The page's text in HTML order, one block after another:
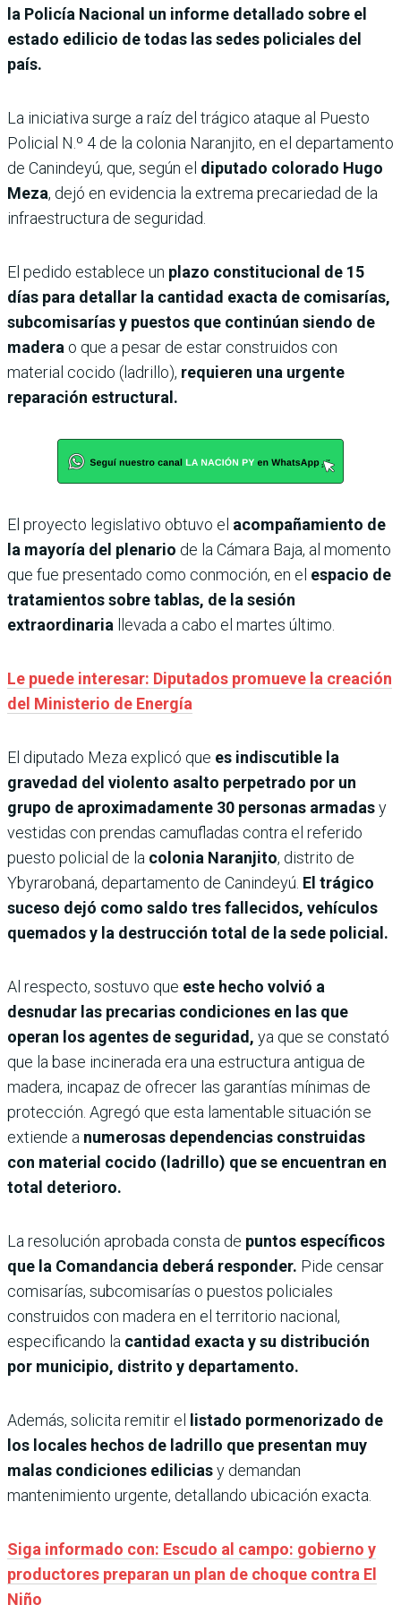
la Policía Nacional un informe detallado sobre el
estado edilicio de todas las sedes policiales del
país.
La iniciativa surge a raíz del trágico ataque al Puesto
Policial N.º 4 de la colonia Naranjito, en el departamento
de Canindeyú, que, según el diputado colorado Hugo
Meza, dejó en evidencia la extrema precariedad de la
infraestructura de seguridad.
El pedido establece un plazo constitucional de 15
días para detallar la cantidad exacta de comisarías,
subcomisarías y puestos que continúan siendo de
madera o que a pesar de estar construidos con
material cocido (ladrillo), requieren una urgente
reparación estructural.
El proyecto legislativo obtuvo el acompañamiento de
la mayoría del plenario de la Cámara Baja, al momento
que fue presentado como conmoción, en el espacio de
tratamientos sobre tablas, de la sesión
extraordinaria
llevada a cabo el martes último.
Le puede interesar: Diputados promueve la creación
del Ministerio de Energía
El diputado Meza explicó que es indiscutible la
gravedad del violento asalto perpetrado por un
grupo de aproximadamente 30 personas armadasy
vestidas con prendas camufladas contra el referido
puesto policial de la colonia Naranjito, distrito de
Ybyrarobaná, departamento de Canindeyú. El trágico
suceso dejó como saldo tres fallecidos, vehículos
quemados y la destrucción total de la sede policial.
Al respecto, sostuvo que este hecho volvió a
desnudar las precarias condiciones en las que
operan los agentes de seguridad, ya que se constató
que la base incinerada era una estructura antigua de
madera, incapaz de ofrecer las garantías mínimas de
protección. Agregó que esta lamentable situación se
extiende a numerosas dependencias construidas
con material cocido (ladrillo) que se encuentran en
total deterioro.
La resolución aprobada consta de puntos específicos
que la Comandancia deberá responder. Pide censar
comisarías, subcomisarías o puestos policiales
construidos con madera en el territorio nacional,
especificando la cantidad exacta y su distribución
por municipio, distrito y departamento.
Además, solicita remitir el
listado pormenorizado de
los locales hechos de ladrillo que presentan muy
malas condiciones ediliciasy demandan
mantenimiento urgente, detallando ubicación exacta.
Siga informado con: Escudo al campo: gobierno y
productores preparan un plan de choque contra El
Niño